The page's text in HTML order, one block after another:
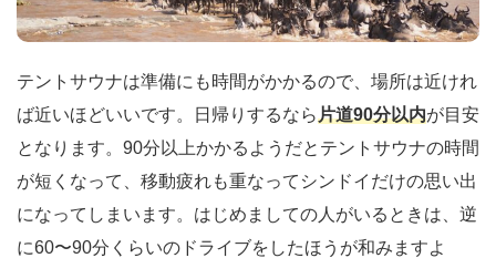
テントサウナは準備にも時間がかかるので、場所は近けれ
ば近いほどいいです。日帰りするなら片道90分以内が目安
となります。90分以上かかるようだとテントサウナの時間
が短くなって、移動疲れも重なってシンドイだけの思い出
になってしまいます。はじめましての人がいるときは、逆
に60〜90分くらいのドライブをしたほうが和みますよ